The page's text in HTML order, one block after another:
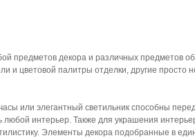
предметов декора и различных предметов
цветовой палитры отделки, другие просто
или элегантный светильник способны
интерьер. Также для украшения
Элементы декора подобранные в